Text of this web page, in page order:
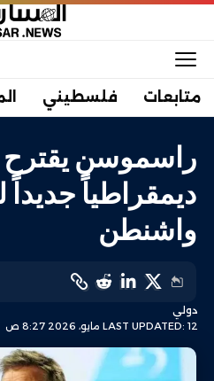
متابعات فلسطيني
راسموسن يقترح
ديمقراطياً جديداً
واشنطن
LAST UPDATED: 12 مايو، 2026 8:27 ص
دولي